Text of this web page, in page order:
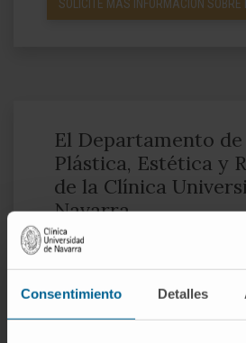
Consentimiento Detalles
SOLICITE MÁS INFORMACIÓN
El Departamento
Plástica, Estética y
de la Clínica
Navarra
El Departamento de Cirugía